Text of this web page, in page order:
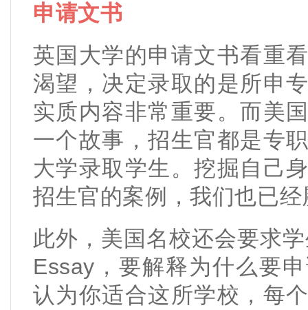
申请文书
英国大学的申请文书看重
渴望，决定录取的是所申
实质内容非常重要。而美
一个故事，招生官都是专
大学录取学生。挖掘自己
招生官的案例，我们也已
此外，美国名校还会要求
Essay，要解释为什么要
认为你适合这所学校，每